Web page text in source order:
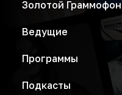
Золотой Граммофон
Ведущие
Программы
Подкасты